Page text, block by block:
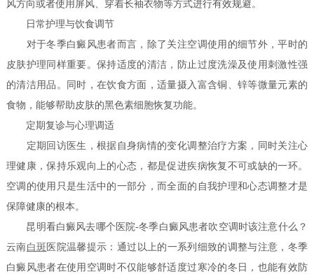
风方向或者使用屏风、穿着长袖衣物等方式进行有效规避。
日常护理与饮食调节
对于冬季白癜风患者而言，除了关注空调使用的细节外，平时的
皮肤护理同样重要。保持适度的清洁，防止过度洗澡及使用刺激性强
的清洁用品。同时，在饮食方面，适量摄入富含铜、锌等微量元素的
食物，能够帮助皮肤的黑色素细胞恢复功能。
定期复诊与心理调适
定期回访医生，根据自身病情的变化调整治疗方案，同时关注心
理健康，保持乐观向上的心态，都是促进疾病恢复不可或缺的一环。
空调的使用只是生活中的一部分，而全面的自我护理和心态调整才是
保障健康的根本。
昆明看白癜风去哪个医院-冬季白癜风患者吹空调时该注意什么？
云南白斑 医院温馨提示：通过以上的一系列细致的调整与注意，冬季
白癜风患者在使用空调时不仅能够舒适度过寒冷的冬日，也能有效防